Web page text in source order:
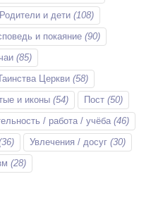
Родители и дети (108)
и покаяние (90)
(85)
Церкви (58)
и иконы (54) Пост (50)
/ работа / учёба (46)
Увлечения / досуг (30)
(28)